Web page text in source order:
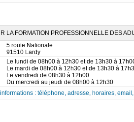
LA FORMATION PROFESSIONNELLE DES
5 route Nationale
91510 Lardy
Le lundi de 08h00 à 12h30 et de 13h30 à
Le mardi de 08h00 à 12h30 et de 13h30 à
Le vendredi de 08h30 à 12h00
Du mercredi au jeudi de 08h00 à 12h30
: téléphone, adresse, horaires,